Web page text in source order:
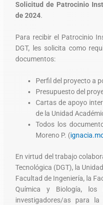
Solicitud de Patrocinio
de 2024.
Para recibir el Patrocinio
DGT, les solicita como
documentos:
Perfil del proyecto a
Presupuesto del
Cartas de apoyo
de la Unidad
Todos los
Moreno P. (
En virtud del trabajo
Tecnológica (DGT), la
Facultad de Ingeniería, la
Química y Biología, los
investigadores/as para